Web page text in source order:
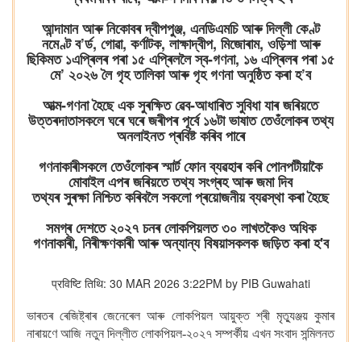
আন্দামান আৰু নিকোবৰ দ্বীপপুঞ্জ, এনডিএমচি আৰু দিল্লী কেণ্ট
নমেণ্ট ব’ৰ্ড, গোৱা, কৰ্ণাটক, লাক্ষাদ্বীপ, মিজোৰাম, ওড়িশা আৰু
ছিকিমত ১এপ্ৰিলৰ পৰা ১৫ এপ্ৰিললৈ স্ব-গণনা, ১৬ এপ্ৰিলৰ পৰা ১৫
মে’ ২০২৬ লৈ গৃহ তালিকা আৰু গৃহ গণনা অনুষ্ঠিত কৰা হ’ব
আত্ম-গণনা হৈছে এক সুৰক্ষিত ৱেব-আধাৰিত সুবিধা যাৰ জৰিয়তে
উত্তৰদাতাসকলে ঘৰে ঘৰে জৰীপৰ পূৰ্বে ১৬টা ভাষাত তেওঁলোকৰ তথ্য
অনলাইনত প্ৰবিষ্ট কৰিব পাৰে
গণনাকাৰীসকলে তেওঁলোকৰ স্মাৰ্ট ফোন ব্যৱহাৰ কৰি পোনপটীয়াকৈ
মোবাইল এপৰ জৰিয়তে তথ্য সংগ্ৰহ আৰু জমা দিব
তথ্যৰ সুৰক্ষা নিশ্চিত কৰিবলৈ সকলো প্ৰয়োজনীয় ব্যৱস্থা কৰা হৈছে
সমগ্ৰ দেশতে ২০২৭ চনৰ লোকপিয়লত ৩০ লাখতকৈও অধিক
গণনাকাৰী, নিৰীক্ষণকাৰী আৰু অন্যান্য বিষয়াসকলক জড়িত কৰা হ'ব
प्रविष्टि तिथि: 30 MAR 2026 3:22PM by PIB Guwahati
ভাৰতৰ ৰেজিষ্ট্ৰাৰ জেনেৰেল আৰু লোকপিয়ল আয়ুক্ত শ্ৰী মৃত্যুঞ্জয় কুমাৰ
নাৰায়ণে আজি নতুন দিল্লীত লোকপিয়ল-২০২৭ সম্পৰ্কীয় এখন সংবাদ সন্মিলনত